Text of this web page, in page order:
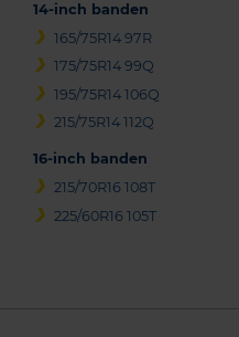
14-inch banden
165/75R14 97R
175/75R14 99Q
195/75R14 106Q
215/75R14 112Q
16-inch banden
215/70R16 108T
225/60R16 105T